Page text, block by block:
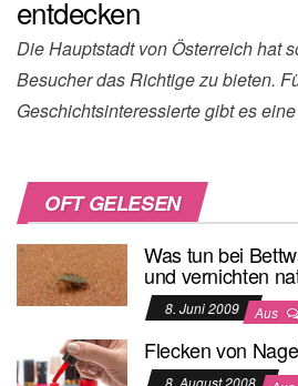
entdecken
Die Hauptstadt von Österreich hat
Besucher das Richtige zu bieten.
Geschichtsinteressierte gibt es
OFT GELESEN
Was tun bei
und vernichten
8. Juni 2009 Aus
Flecken von
8. August 2008